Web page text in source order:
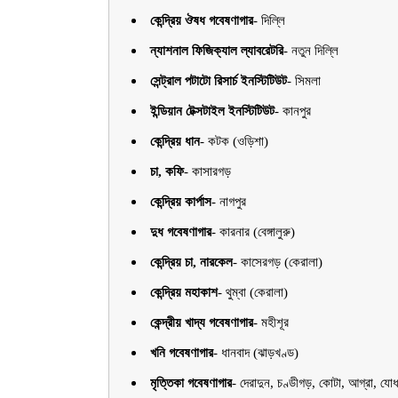
কেন্দ্রিয় ঔষধ গবেষণাগার- দিল্লি
ন্যাশনাল ফিজিক্যাল ল্যাবরেটরি- নতুন দিল্লি
সেন্ট্রাল পটাটো রিসার্চ ইনস্টিটিউট- সিমলা
ইন্ডিয়ান টেক্সটাইল ইনস্টিটিউট- কানপুর
কেন্দ্রিয় ধান- কটক (ওড়িশা)
চা, কফি- কাসারগড়
কেন্দ্রিয় কার্পাস- নাগপুর
দুধ গবেষণাগার- কারনার (বেঙ্গালুরু)
কেন্দ্রিয় চা, নারকেল- কাসেরগড় (কেরালা)
কেন্দ্রিয় মহাকাশ- থুম্বা (কেরালা)
কেন্দ্রীয় খাদ্য গবেষণাগার- মহীশূর
খনি গবেষণাগার- ধানবাদ (ঝাড়খণ্ড)
মৃত্তিকা গবেষণাগার- দেরাদুন, চণ্ডীগড়, কোটা, আগ্রা,